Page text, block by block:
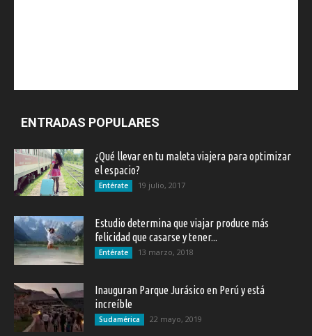
ENTRADAS POPULARES
¿Qué llevar en tu maleta viajera para optimizar
el espacio?
Entérate 19 julio, 2017
Estudio determina que viajar produce más
felicidad que casarse y tener...
Entérate 13 marzo, 2018
Inauguran Parque Jurásico en Perú y está
increíble
Sudamérica 22 mayo, 2019